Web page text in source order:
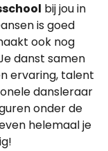
bij jou in
is goed
ook nog
danst samen
ervaring, talent
dansleraar
onder de
helemaal je